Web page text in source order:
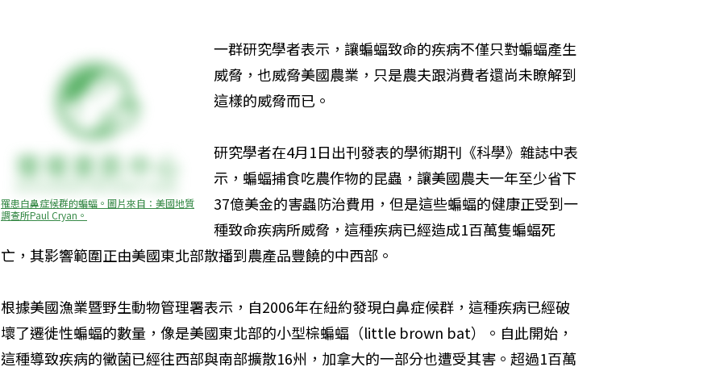
罹患白鼻症候群的蝙蝠。圖片來自：美國地質
調查所Paul Cryan。
一群研究學者表示，讓蝙蝠致命的疾病不僅只對蝙蝠產生
威脅，也威脅美國農業，只是農夫跟消費者還尚未瞭解到
這樣的威脅而已。
研究學者在4月1日出刊發表的學術期刊《科學》雜誌中表
示，蝙蝠捕食吃農作物的昆蟲，讓美國農夫一年至少省下
37億美金的害蟲防治費用，但是這些蝙蝠的健康正受到一
種致命疾病所威脅，這種疾病已經造成1百萬隻蝙蝠死
亡，其影響範圍正由美國東北部散播到農產品豐饒的中西部。
根據美國漁業暨野生動物管理署表示，自2006年在紐約發現白鼻症候群，這種疾病已經破
壞了遷徙性蝙蝠的數量，像是美國東北部的小型棕蝙蝠（little brown bat）。自此開始，
這種導致疾病的黴菌已經往西部與南部擴散16州，加拿大的一部分也遭受其害。超過1百萬